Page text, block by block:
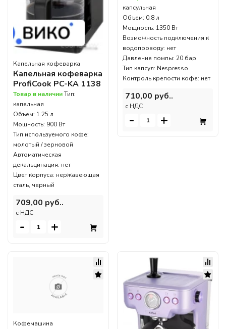
Капельная кофеварка
Капельная кофеварка
ProfiCook PC-KA 1138
Товар в наличииТип:
капельная
Объем: 1.25 л
Мощность: 900 Вт
Тип используемого кофе:
молотый / зерновой
Автоматическая
декальцинация: нет
Цвет корпуса: нержавеющая
сталь, черный
709,00 руб..
c НДС
- +
капсульная
Объем: 0.8 л
Мощность: 1350 Вт
Возможность подключения к
водопроводу: нет
Давление помпы: 20 бар
Тип капсул: Nespresso
Контроль крепости кофе: нет
710,00 руб..
c НДС
- +
Кофемашина